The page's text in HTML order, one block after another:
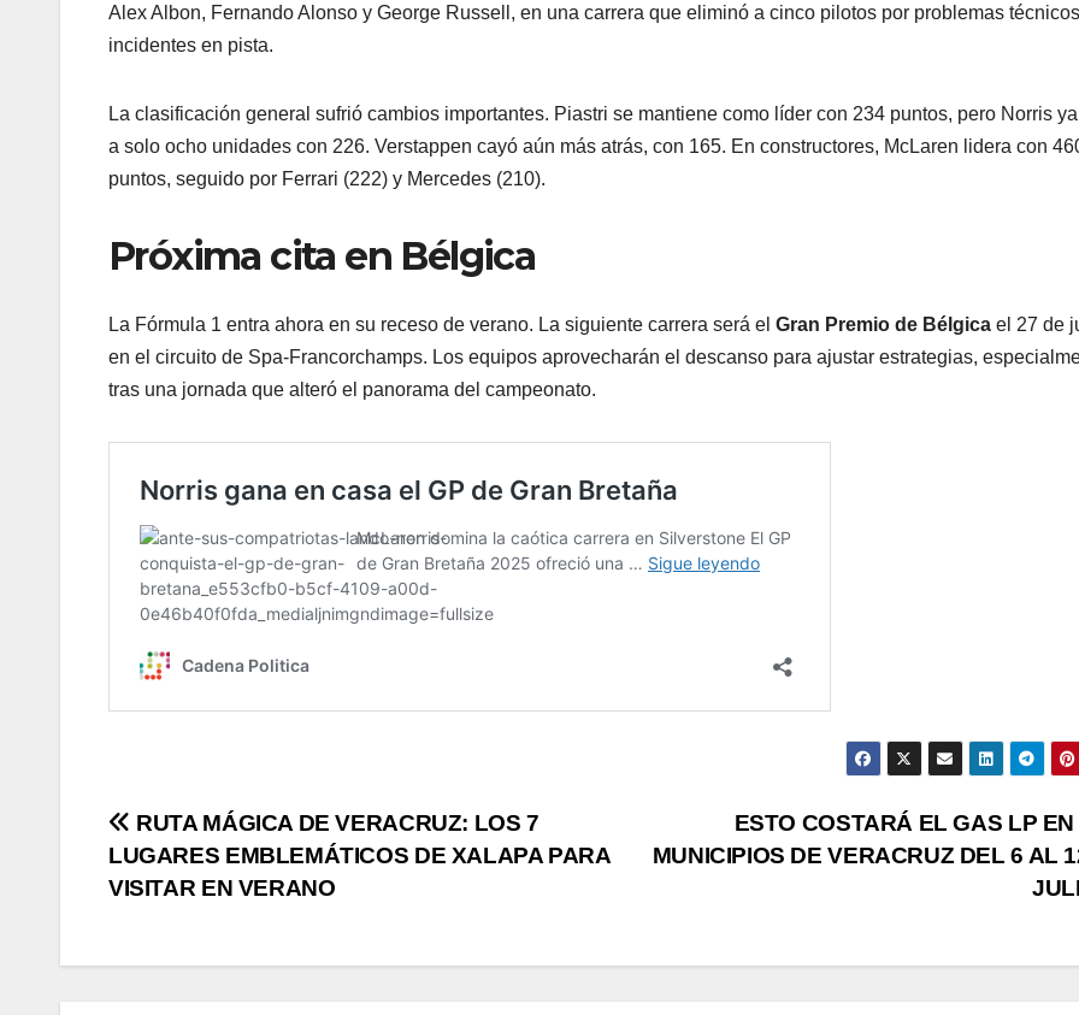
Alex Albon, Fernando Alonso y George Russell, en una carrera que eliminó a cinco pilotos por problemas
incidentes en pista.
La clasificación general sufrió cambios importantes. Piastri se mantiene como líder con 234 puntos, pero Norris
a solo ocho unidades con 226. Verstappen cayó aún más atrás, con 165. En constructores, McLaren lidera con
puntos, seguido por Ferrari (222) y Mercedes (210).
Próxima cita en Bélgica
La Fórmula 1 entra ahora en su receso de verano. La siguiente carrera será el Gran Premio de Bélgica el 27 de
en el circuito de Spa-Francorchamps. Los equipos aprovecharán el descanso para ajustar estrategias,
tras una jornada que alteró el panorama del campeonato.
Navegación
de
ESTO COSTARÁ EL GAS LP
MUNICIPIOS DE VERACRUZ DEL 6 AL
RUTA MÁGICA DE VERACRUZ: LOS 7
LUGARES EMBLEMÁTICOS DE XALAPA PARA
VISITAR EN VERANO